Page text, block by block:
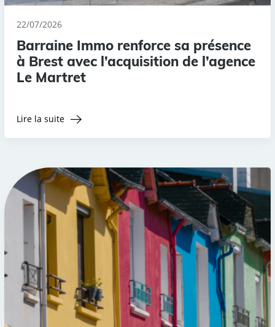
22/07/2026
Barraine Immo renforce sa présence
à Brest avec l’acquisition de l’agence
Le Martret
Lire la suite